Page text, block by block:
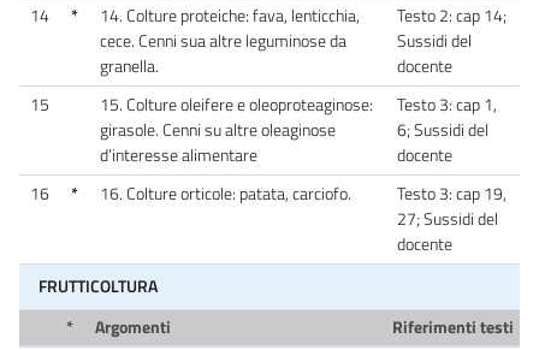
14
*
14. Colture proteiche: fava, lenticchia,
cece. Cenni sua altre leguminose da
granella.
Testo 2: cap 14;
Sussidi del
docente
15
15. Colture oleifere e oleoproteaginose:
girasole. Cenni su altre oleaginose
d’interesse alimentare
Testo 3: cap 1,
6; Sussidi del
docente
16
* 16. Colture orticole: patata, carciofo.
Testo 3: cap 19,
27; Sussidi del
docente
FRUTTICOLTURA
*
Argomenti
Riferimenti testi